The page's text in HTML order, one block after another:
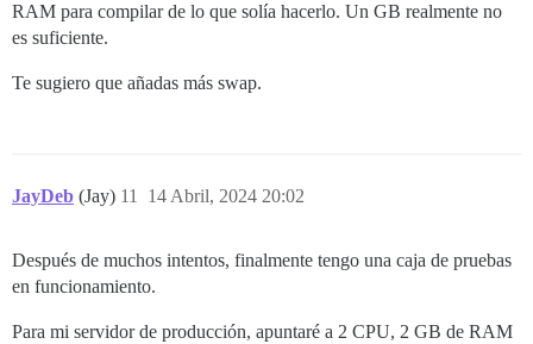
RAM para compilar de lo que solía hacerlo. Un GB realmente no
es suficiente.
Te sugiero que añadas más swap.
JayDeb (Jay) 14 Abril, 2024 20:02
11
Después de muchos intentos, finalmente tengo una caja de pruebas
en funcionamiento.
Para mi servidor de producción, apuntaré a 2 CPU, 2 GB de RAM